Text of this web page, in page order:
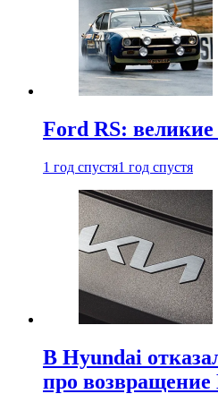
Ford RS:
1 год спустя1 год спустя
В Hyundai
про